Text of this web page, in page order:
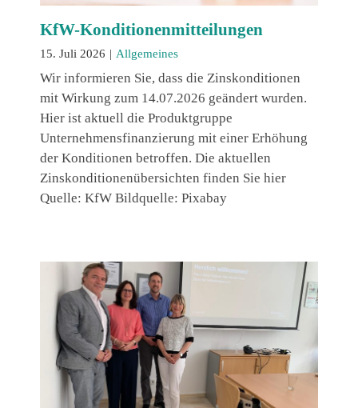
KfW-Konditionenmitteilungen
15. Juli 2026 | Allgemeines
Wir informieren Sie, dass die Zinskonditionen
mit Wirkung zum 14.07.2026 geändert wurden.
Hier ist aktuell die Produktgruppe
Unternehmensfinanzierung mit einer Erhöhung
der Konditionen betroffen. Die aktuellen
Zinskonditionenübersichten finden Sie hier
Quelle: KfW Bildquelle: Pixabay